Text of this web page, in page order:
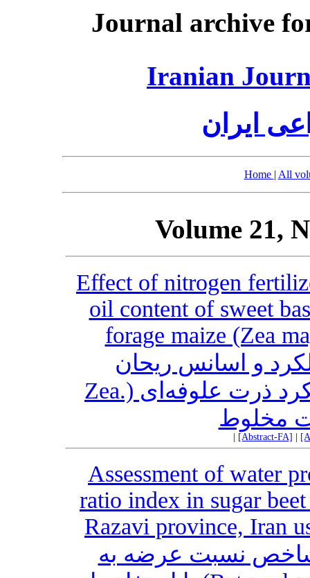
Journal archive
Iranian
ایران
Home | All
Volume 21,
Effect of nitrogen
oil content of sweet
forage maize (Zea
و اسانس ریحان
(.Ocimum basilicum L) و عملکرد ذرت علوفه‌ای (.Zea
[Abstract-FA]
Assessment of water
ratio index in sugar
Razavi province, Iran
شاخص نسبت عرضه به